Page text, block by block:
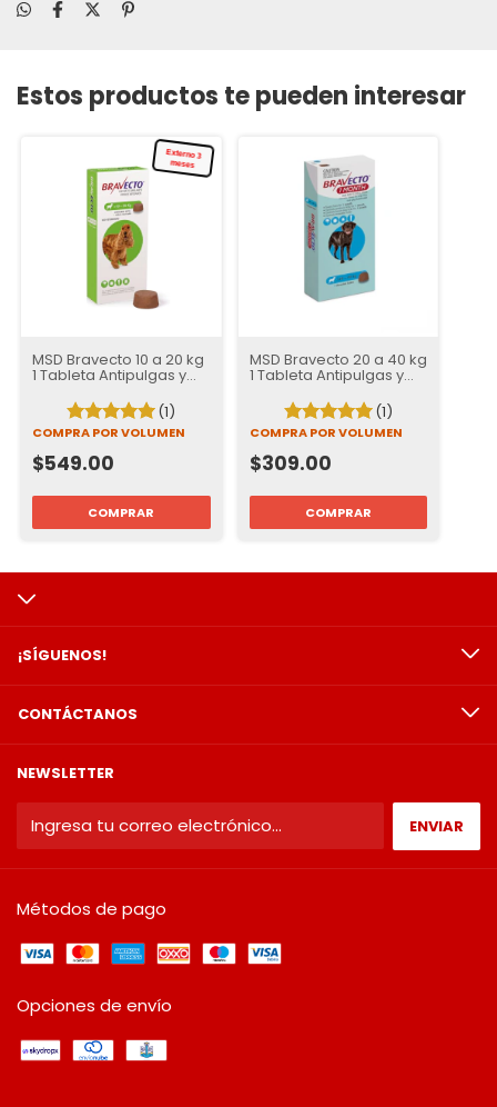
Estos productos te pueden interesar
Externo 3 meses
MSD Bravecto 10 a 20 kg
1 Tableta Antipulgas y
Garrapatas para Perros
| 12 semanas de
Protección (1)
COMPRA POR VOLUMEN
$549.00
MSD Bravecto 20 a 40 kg
1 Tableta Antipulgas y
Garrapatas para Perros
| 37 Días de Protección
(1)
COMPRA POR VOLUMEN
$309.00
¡SÍGUENOS!
CONTÁCTANOS
NEWSLETTER
Métodos de pago
Opciones de envío